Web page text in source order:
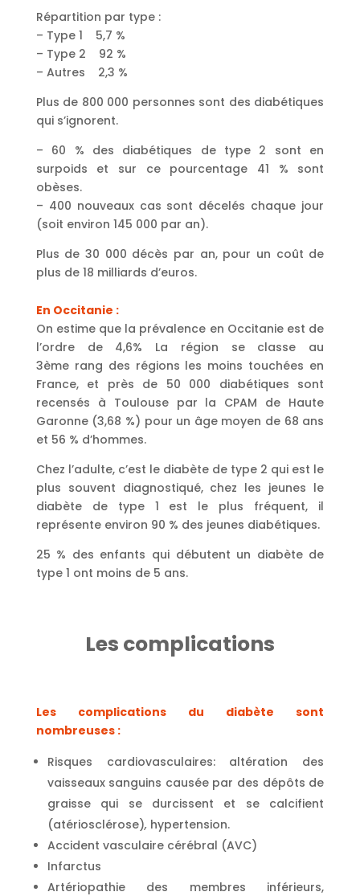
Répartition par type :
– Type 1
5,7 %
– Type 2
92 %
– Autres
2,3 %
Plus de 800 000 personnes sont des diabétiques
qui s’ignorent.
– 60 % des diabétiques de type 2 sont en
surpoids et sur ce pourcentage 41 % sont
obèses.
– 400 nouveaux cas sont décelés chaque jour
(soit environ 145 000 par an).
Plus de 30 000 décès par an, pour un coût de
plus de 18 milliards d’euros.
En Occitanie :
On estime que la prévalence en Occitanie est de
l’ordre de 4,6% La région se classe au
3ème rang des régions les moins touchées en
France, et près de 50 000 diabétiques sont
recensés à Toulouse par la CPAM de Haute
Garonne (3,68 %) pour un âge moyen de 68 ans
et 56 % d’hommes.
Chez l’adulte, c’est le diabète de type 2 qui est le
plus souvent diagnostiqué, chez les jeunes le
diabète de type 1 est le plus fréquent, il
représente environ 90 % des jeunes diabétiques.
25 % des enfants qui débutent un diabète de
type 1 ont moins de 5 ans.
Les complications
Les complications du diabète sont
nombreuses :
Risques cardiovasculaires: altération des
vaisseaux sanguins causée par des dépôts de
graisse qui se durcissent et se calcifient
(atériosclérose), hypertension.
Accident vasculaire cérébral (AVC)
Infarctus
Artériopathie des membres inférieurs,